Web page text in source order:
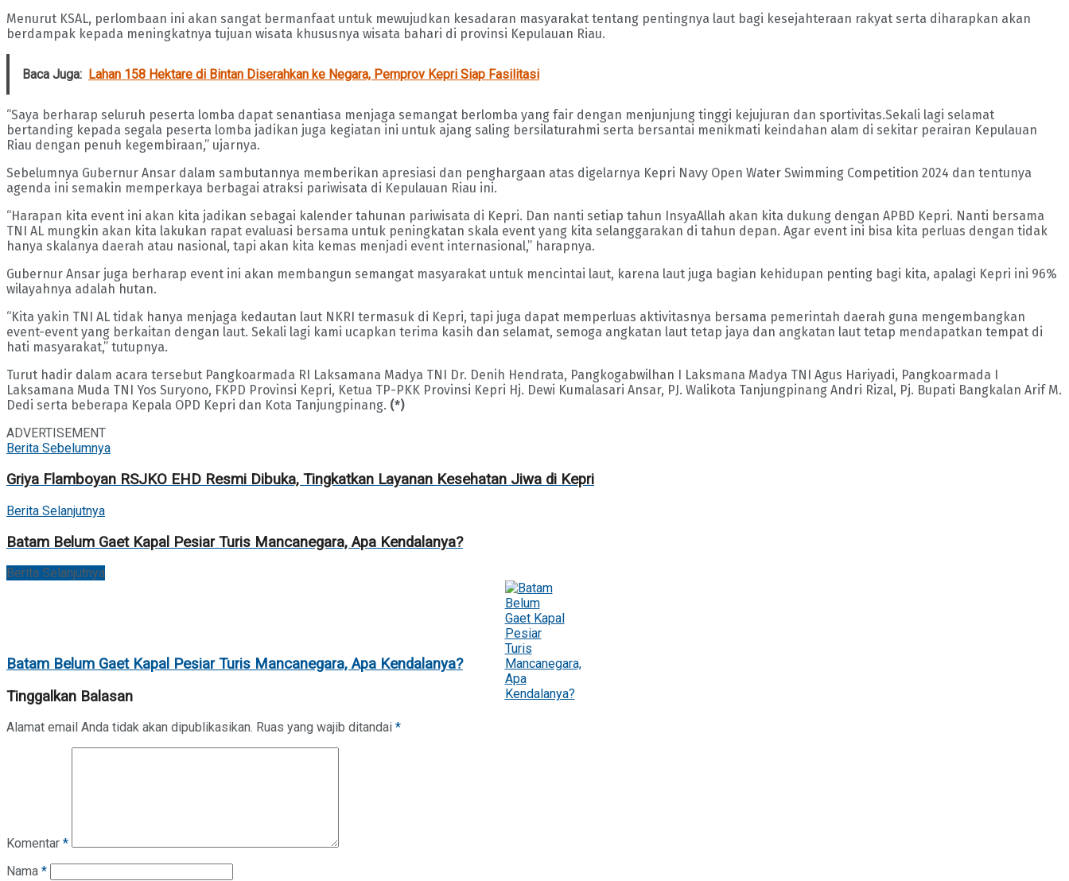
Menurut KSAL, perlombaan ini akan sangat bermanfaat untuk mewujudkan kesadaran masyarakat tentang pentingnya laut bagi kesejahteraan rakyat serta diharapkan akan
berdampak kepada meningkatnya tujuan wisata khususnya wisata bahari di provinsi Kepulauan Riau.
Baca Juga: Lahan 158 Hektare di Bintan Diserahkan ke Negara, Pemprov Kepri Siap Fasilitasi
“Saya berharap seluruh peserta lomba dapat senantiasa menjaga semangat berlomba yang fair dengan menjunjung tinggi kejujuran dan sportivitas.Sekali lagi selamat
bertanding kepada segala peserta lomba jadikan juga kegiatan ini untuk ajang saling bersilaturahmi serta bersantai menikmati keindahan alam di sekitar perairan Kepulauan
Riau dengan penuh kegembiraan,” ujarnya.
Sebelumnya Gubernur Ansar dalam sambutannya memberikan apresiasi dan penghargaan atas digelarnya Kepri Navy Open Water Swimming Competition 2024 dan tentunya
agenda ini semakin memperkaya berbagai atraksi pariwisata di Kepulauan Riau ini.
“Harapan kita event ini akan kita jadikan sebagai kalender tahunan pariwisata di Kepri. Dan nanti setiap tahun InsyaAllah akan kita dukung dengan APBD Kepri. Nanti bersama
TNI AL mungkin akan kita lakukan rapat evaluasi bersama untuk peningkatan skala event yang kita selanggarakan di tahun depan. Agar event ini bisa kita perluas dengan tidak
hanya skalanya daerah atau nasional, tapi akan kita kemas menjadi event internasional,” harapnya.
Gubernur Ansar juga berharap event ini akan membangun semangat masyarakat untuk mencintai laut, karena laut juga bagian kehidupan penting bagi kita, apalagi Kepri ini 96%
wilayahnya adalah hutan.
“Kita yakin TNI AL tidak hanya menjaga kedautan laut NKRI termasuk di Kepri, tapi juga dapat memperluas aktivitasnya bersama pemerintah daerah guna mengembangkan
event-event yang berkaitan dengan laut. Sekali lagi kami ucapkan terima kasih dan selamat, semoga angkatan laut tetap jaya dan angkatan laut tetap mendapatkan tempat di
hati masyarakat,” tutupnya.
Turut hadir dalam acara tersebut Pangkoarmada RI Laksamana Madya TNI Dr. Denih Hendrata, Pangkogabwilhan I Laksmana Madya TNI Agus Hariyadi, Pangkoarmada I
Laksamana Muda TNI Yos Suryono, FKPD Provinsi Kepri, Ketua TP-PKK Provinsi Kepri Hj. Dewi Kumalasari Ansar, PJ. Walikota Tanjungpinang Andri Rizal, Pj. Bupati Bangkalan Arif M.
Dedi serta beberapa Kepala OPD Kepri dan Kota Tanjungpinang. (*)
ADVERTISEMENT
Berita Sebelumnya
Griya Flamboyan RSJKO EHD Resmi Dibuka, Tingkatkan Layanan Kesehatan Jiwa di Kepri
Berita Selanjutnya
Batam Belum Gaet Kapal Pesiar Turis Mancanegara, Apa Kendalanya?
Berita Selanjutnya
Batam Belum Gaet Kapal Pesiar Turis Mancanegara, Apa Kendalanya?
Tinggalkan Balasan
Alamat email Anda tidak akan dipublikasikan. Ruas yang wajib ditandai *
Komentar *
Nama *